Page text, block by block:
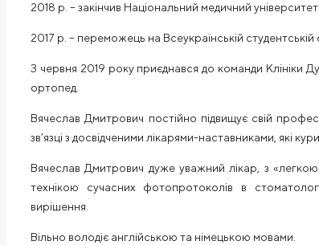
2018 р. – закінчив Національний медичний
2017 р. – переможець на Всеукраїнській студентській
З червня 2019 року приєднався до команди Клініки
ортопед.
Вячеслав Дмитрович постійно підвищує свій
зв’язці з досвідченими лікарями-наставниками, які
Вячеслав Дмитрович дуже уважний лікар, з «легкою
технікою сучасних фотопротоколів в
вирішення.
Вільно володіє англійською та німецькою мовами.